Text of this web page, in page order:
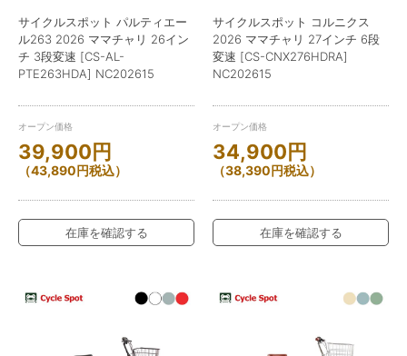
サイクルスポット パルティエー
ル263 2026 ママチャリ 26イン
チ 3段変速 [CS-AL-
PTE263HDA] NC202615
オープン価格
39,900円
（43,890円税込）
在庫を確認する
サイクルスポット コルニクス
2026 ママチャリ 27インチ 6段
変速 [CS-CNX276HDRA]
NC202615
オープン価格
34,900円
（38,390円税込）
在庫を確認する